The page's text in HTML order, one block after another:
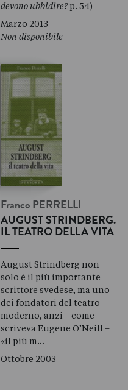
devono ubbidire?p. 54)
Marzo 2013
Non disponibile
Franco PERRELLI
AUGUST STRINDBERG.
IL TEATRO DELLA VITA
August Strindberg non
solo è il più importante
scrittore svedese, ma uno
dei fondatori del teatro
moderno, anzi – come
scriveva Eugene O’Neill –
«il più m…
Ottobre 2003